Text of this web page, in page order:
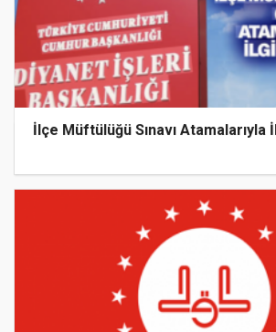
İlçe Müftülüğü Sınavı Atamalarıyla